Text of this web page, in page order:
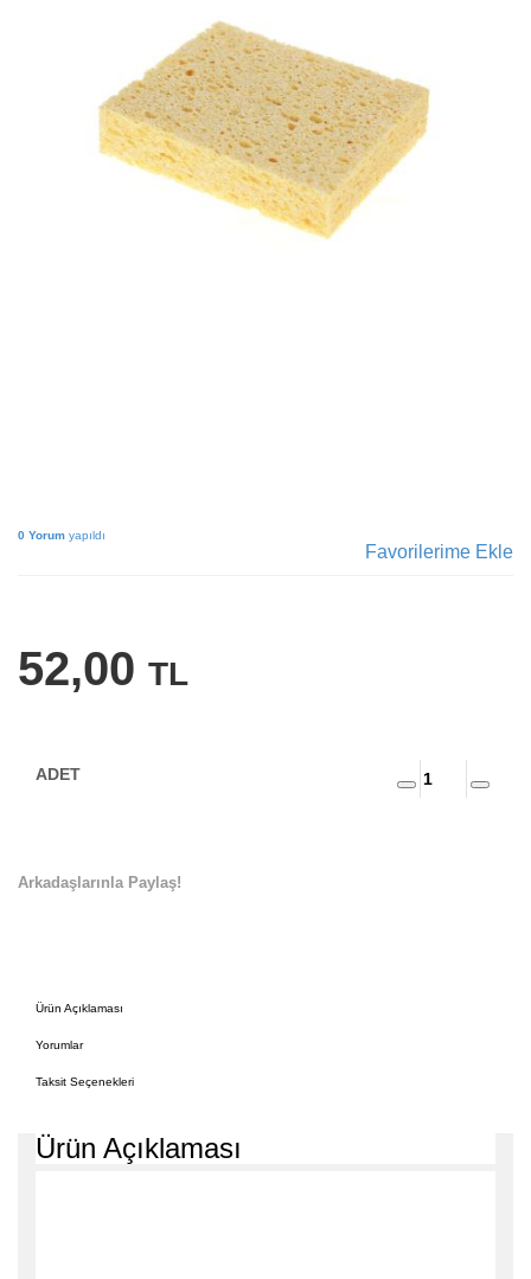
0 Yorum yapıldı
Favorilerime Ekle
52,00 TL
Arkadaşlarınla Paylaş!
Ürün Açıklaması
Yorumlar
Taksit Seçenekleri
Ürün Açıklaması